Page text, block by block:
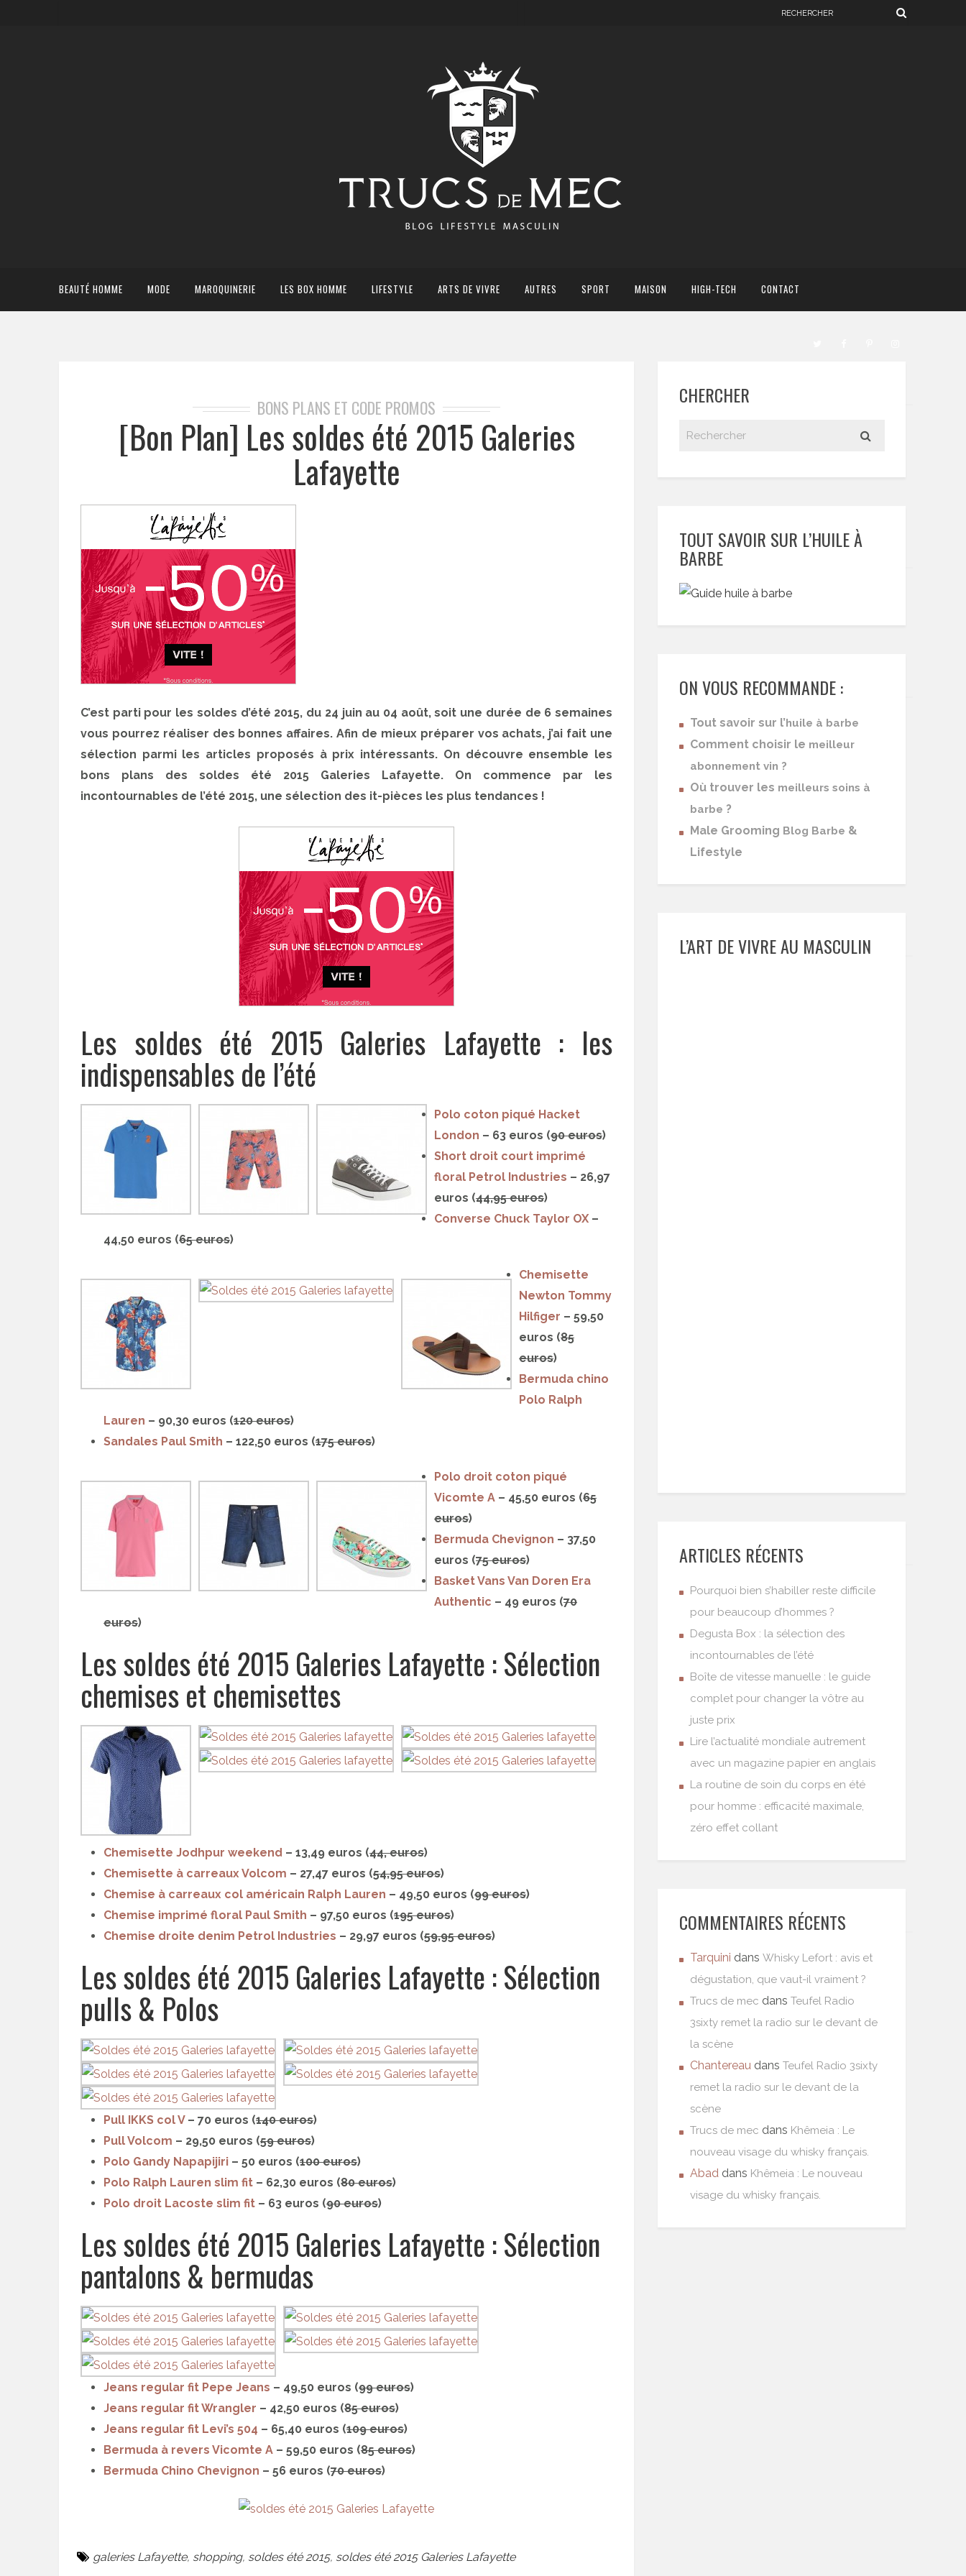
BEAUTÉ HOMME MODE MAROQUINERIE LES BOX HOMME LIFESTYLE ARTS DE VIVRE AUTRES SPORT MAISON HIGH-TECH CONTACT
BONS PLANS ET CODE PROMOS
[Bon Plan] Les soldes été 2015 Galeries
Lafayette
C’est parti pour les soldes d’été 2015, du 24 juin au 04 août, soit une durée de 6 semaines
vous pourrez réaliser des bonnes affaires. Afin de mieux préparer vos achats, j’ai fait une
sélection parmi les articles proposés à prix intéressants. On découvre ensemble les
bons plans des soldes été 2015 Galeries Lafayette. On commence par les
incontournables de l’été 2015, une sélection des it-pièces les plus tendances !
Les soldes été 2015 Galeries Lafayette : les
indispensables de l’été
Polo coton piqué Hacket
London – 63 euros (90 euros)
Short droit court imprimé
floral Petrol Industries – 26,97
euros (44,95 euros)
Converse Chuck Taylor OX –
44,50 euros (65 euros)
Chemisette
Newton Tommy
Hilfiger – 59,50
euros (85
euros)
Bermuda chino
Polo Ralph
Lauren – 90,30 euros (120 euros)
Sandales Paul Smith – 122,50 euros (175 euros)
Polo droit coton piqué
Vicomte A – 45,50 euros (65
euros)
Bermuda Chevignon – 37,50
euros (75 euros)
Basket Vans Van Doren Era
Authentic – 49 euros (70
euros)
Les soldes été 2015 Galeries Lafayette : Sélection
chemises et chemisettes
Chemisette Jodhpur weekend – 13,49 euros (44, euros)
Chemisette à carreaux Volcom – 27,47 euros (54,95 euros)
Chemise à carreaux col américain Ralph Lauren – 49,50 euros (99 euros)
Chemise imprimé floral Paul Smith – 97,50 euros (195 euros)
Chemise droite denim Petrol Industries – 29,97 euros (59,95 euros)
Les soldes été 2015 Galeries Lafayette : Sélection
pulls & Polos
Pull IKKS col V– 70 euros (140 euros)
Pull Volcom – 29,50 euros (59 euros)
Polo Gandy Napapijiri – 50 euros (100 euros)
Polo Ralph Lauren slim fit – 62,30 euros (80 euros)
Polo droit Lacoste slim fit – 63 euros (90 euros)
Les soldes été 2015 Galeries Lafayette : Sélection
pantalons & bermudas
Jeans regular fit Pepe Jeans – 49,50 euros (99 euros)
Jeans regular fit Wrangler – 42,50 euros (85 euros)
Jeans regular fit Levi’s 504 – 65,40 euros (109 euros)
Bermuda à revers Vicomte A – 59,50 euros (85 euros)
Bermuda Chino Chevignon – 56 euros (70 euros)
galeries Lafayette, shopping, soldes été 2015, soldes été 2015 Galeries Lafayette
CHERCHER
TOUT SAVOIR SUR L’HUILE À
BARBE
ON VOUS RECOMMANDE :
Tout savoir sur l’huile à barbe
Comment choisir le meilleur
abonnement vin ?
Où trouver les meilleurs soins à
barbe ?
Male Grooming Blog Barbe &
Lifestyle
L’ART DE VIVRE AU MASCULIN
ARTICLES RÉCENTS
Pourquoi bien s’habiller reste difficile
pour beaucoup d’hommes ?
Degusta Box : la sélection des
incontournables de l’été
Boîte de vitesse manuelle : le guide
complet pour changer la vôtre au
juste prix
Lire l’actualité mondiale autrement
avec un magazine papier en anglais
La routine de soin du corps en été
pour homme : efficacité maximale,
zéro effet collant
COMMENTAIRES RÉCENTS
Tarquini dans Whisky Lefort : avis et
dégustation, que vaut-il vraiment ?
Trucs de mec dans Teufel Radio
3sixty remet la radio sur le devant de
la scène
Chantereau dans Teufel Radio 3sixty
remet la radio sur le devant de la
scène
Trucs de mec dans Khêmeia : Le
nouveau visage du whisky français.
Abad dans Khêmeia : Le nouveau
visage du whisky français.